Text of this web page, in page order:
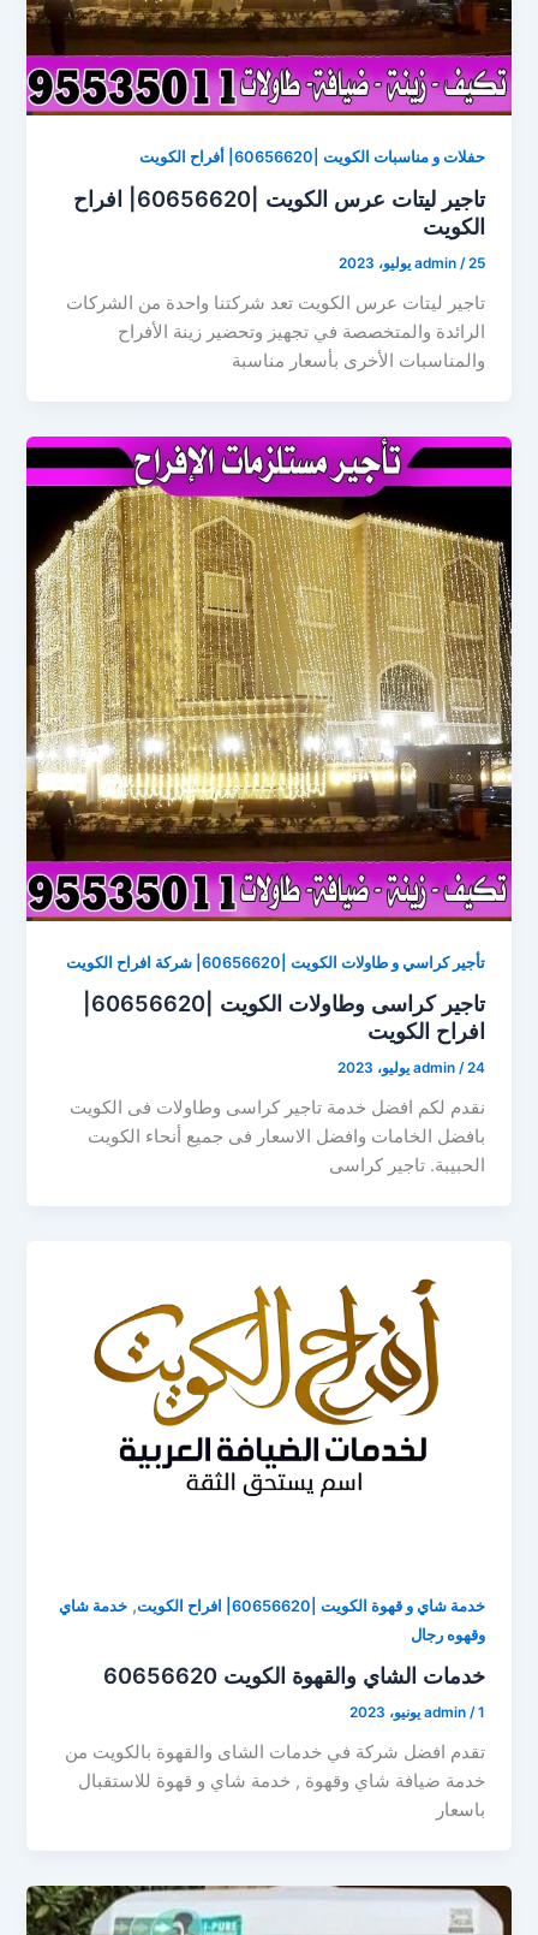
حفلات و مناسبات الكويت |60656620| أفراح الكويت
تاجير ليتات عرس الكويت |60656620| افراح
الكويت
admin /25 يوليو، 2023
تاجير ليتات عرس الكويت تعد شركتنا واحدة من الشركات
الرائدة والمتخصصة في تجهيز وتحضير زينة الأفراح
والمناسبات الأخرى بأسعار مناسبة
تأجير كراسي و طاولات الكويت |60656620| شركة افراح الكويت
افراح الكويت
admin /24 يوليو، 2023
نقدم لكم افضل خدمة تاجير كراسى وطاولات فى الكويت
بافضل الخامات وافضل الاسعار فى جميع أنحاء الكويت
الحبيبة. تاجير كراسى
خدمة شاي و قهوة الكويت |60656620| افراح الكويت ,خدمة شاي
وقهوه رجال
خدمات الشاي والقهوة الكويت 60656620
admin /1 يونيو، 2023
تقدم افضل شركة في خدمات الشاى والقهوة بالكويت من
خدمة ضيافة شاي وقهوة , خدمة شاي و قهوة للاستقبال
باسعار